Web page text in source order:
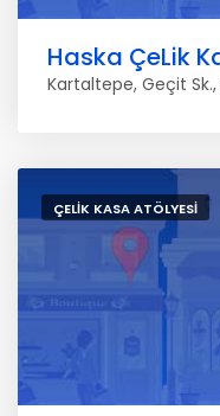
Haska ÇeLik
Kartaltepe, Geçit
ÇELIK KASA ATÖLYESI